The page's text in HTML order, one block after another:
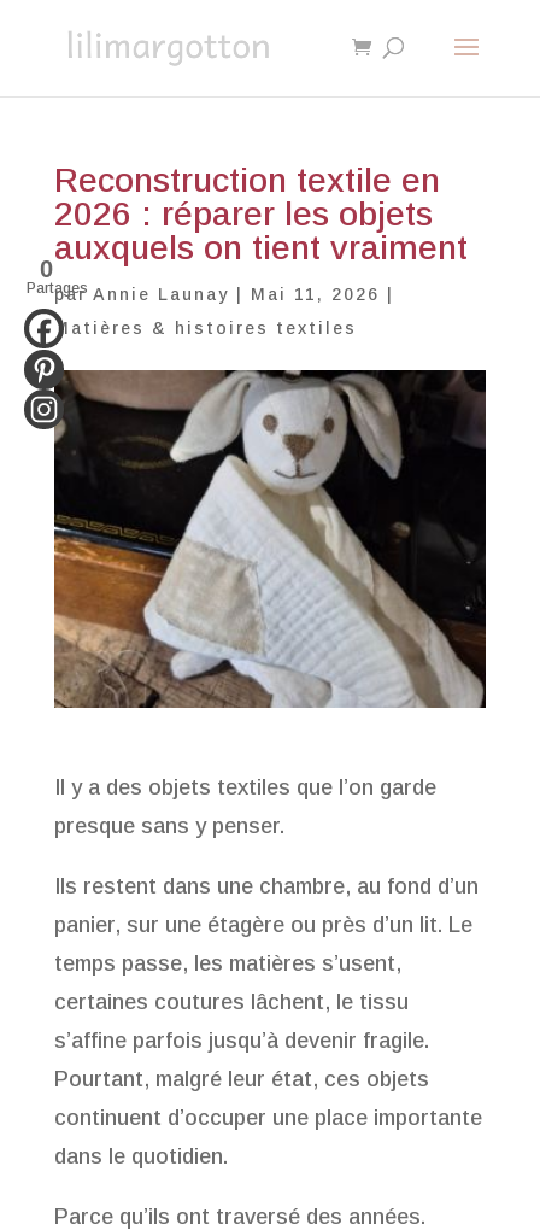
Reconstruction textile en
2026 : réparer les objets
auxquels on tient vraiment
par Annie Launay Mai 11, 2026
Matières & histoires textiles
Il y a des objets textiles que l’on garde
presque sans y penser.
Ils restent dans une chambre, au fond d’un
panier, sur une étagère ou près d’un lit. Le
temps passe, les matières s’usent,
certaines coutures lâchent, le tissu
s’affine parfois jusqu’à devenir fragile.
Pourtant, malgré leur état, ces objets
continuent d’occuper une place importante
dans le quotidien.
Parce qu’ils ont traversé des années.
0
Partages